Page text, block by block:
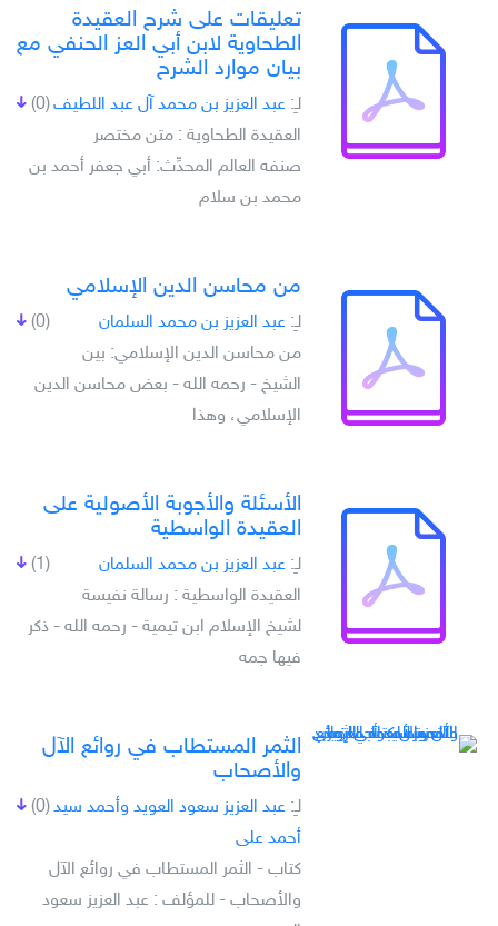
تعليقات على شرح العقيدة
الطحاوية لابن أبي العز الحنفي مع
بيان موارد الشرح
(0) لـِ: عبد العزيز بن محمد آل عبد اللطيف
العقيدة الطحاوية : متن مختصر
صنفه العالم المحدِّث: أبي جعفر أحمد بن
محمد بن سلام
من محاسن الدين الإسلامي
(0) لـِ: عبد العزيز بن محمد السلمان
من محاسن الدين الإسلامي: بين
الشيخ - رحمه الله - بعض محاسن الدين
الإسلامي، وهذا
الأسئلة والأجوبة الأصولية على
العقيدة الواسطية
(1) لـِ: عبد العزيز بن محمد السلمان
العقيدة الواسطية : رسالة نفيسة
لشيخ الإسلام ابن تيمية - رحمه الله - ذكر
فيها جمه
الثمر المستطاب في روائع الآل
والأصحاب
(0) لـِ: عبد العزيز سعود العويد وأحمد سيد
أحمد على
كتاب - الثمر المستطاب في روائع الآل
والأصحاب - للمؤلف : عبد العزيز سعود